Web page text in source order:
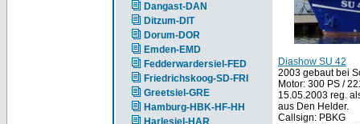
Dangast-DAN
Ditzum-DIT
Dorum-DOR
Emden-EMD
Fedderwardersiel-FED
Friedrichskoog-SD-FRI
Greetsiel-GRE
Hamburg-HBK-HF-HH
Harlesiel-HAR
Diashow SU 42
2003 gebaut bei
Motor: 300 PS /
15.05.2003 reg.
aus Den Helder.
Callsign: PBKG